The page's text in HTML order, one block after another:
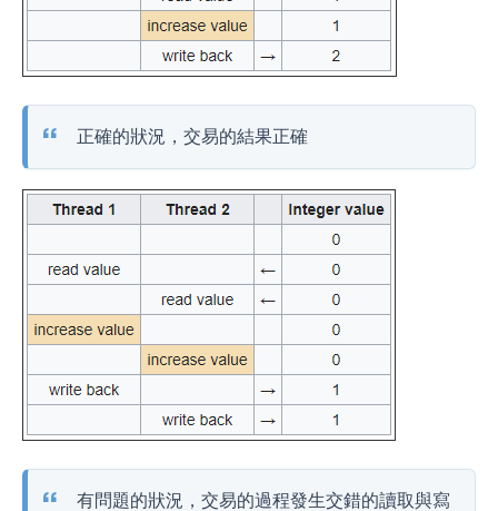
正確的狀況，交易的結果正確
有問題的狀況，交易的過程發生交錯的讀取與寫